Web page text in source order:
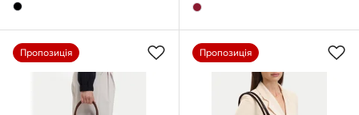
Пропозиція Пропозиція